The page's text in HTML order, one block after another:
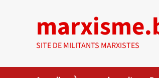
SITE DE MILITANTS MARXISTES